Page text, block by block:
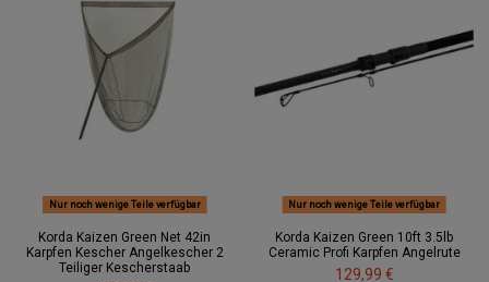
Nur noch wenige Teile verfügbar
Korda Kaizen Green Net 42in
Karpfen Kescher Angelkescher 2
Teiliger Kescherstaab
Nur noch wenige Teile verfügbar
Korda Kaizen Green 10ft 3.5lb
Ceramic Profi Karpfen Angelrute
129,99 €